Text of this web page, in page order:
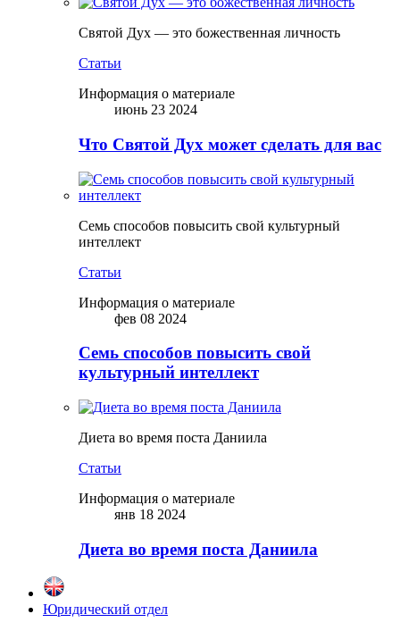
Святой Дух — это божественная личность
Статьи
Информация о материале
июнь 23 2024
Что Святой Дух может сделать для вас
Семь способов повысить свой культурный
интеллект
Статьи
Информация о материале
фев 08 2024
Семь способов повысить свой
культурный интеллект
Диета во время поста Даниила
Статьи
Информация о материале
янв 18 2024
Диета во время поста Даниила
Юридический отдел